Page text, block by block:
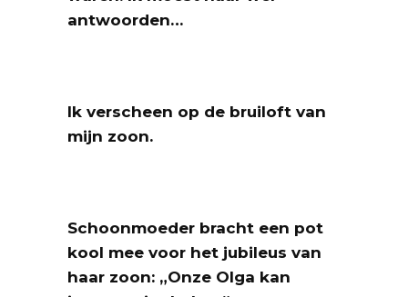
antwoorden…
Ik verscheen op de bruiloft van
mijn zoon.
Schoonmoeder bracht een pot
kool mee voor het jubileus van
haar zoon: „Onze Olga kan